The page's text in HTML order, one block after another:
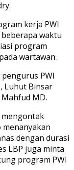
kerja PWI
beberapa waktu
program
wartawan.
PWI
Luhut Binsar
MD.
mengontak
dengan durasi
LBP juga minta
program PWI